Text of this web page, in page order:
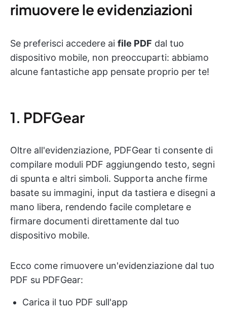
rimuovere le evidenziazioni
Se preferisci accedere ai file PDF dal tuo
dispositivo mobile, non preoccuparti: abbiamo
alcune fantastiche app pensate proprio per te!
1. PDFGear
Oltre all'evidenziazione, PDFGear ti consente di
compilare moduli PDF aggiungendo testo, segni
di spunta e altri simboli. Supporta anche firme
basate su immagini, input da tastiera e disegni a
mano libera, rendendo facile completare e
firmare documenti direttamente dal tuo
dispositivo mobile.
Ecco come rimuovere un'evidenziazione dal tuo
PDF su PDFGear:
Carica il tuo PDF sull'app